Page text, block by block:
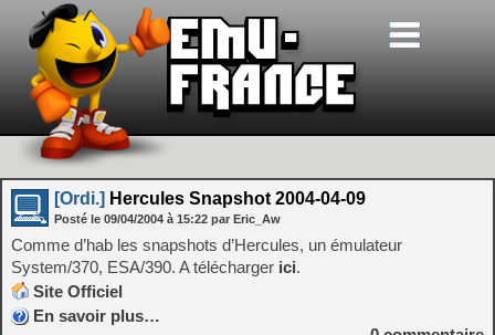
[Ordi.] Hercules Snapshot 2004-04-09
Posté le 09/04/2004 à 15:22 par Eric_Aw
Comme d’hab les snapshots d’Hercules, un émulateur
System/370, ESA/390. A télécharger ici.
Site Officiel
En savoir plus…